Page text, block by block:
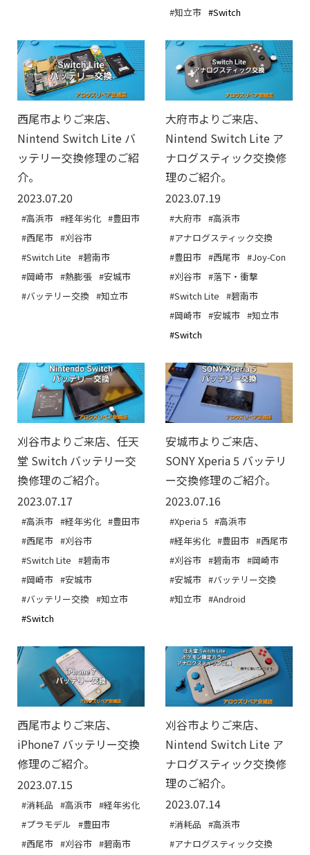
#知立市 #Switch
西尾市よりご来店、
Nintend Switch Lite バ
ッテリー交換修理のご紹
介。
2023.07.20
#高浜市 #経年劣化 #豊田市
#西尾市 #刈谷市
#Switch Lite #碧南市
#岡崎市 #熱膨張 #安城市
#バッテリー交換 #知立市
大府市よりご来店、
Nintend Switch Lite ア
ナログスティック交換修
理のご紹介。
2023.07.19
#大府市 #高浜市
#アナログスティック交換
#豊田市 #西尾市 #Joy-Con
#刈谷市 #落下・衝撃
#Switch Lite #碧南市
#岡崎市 #安城市 #知立市
#Switch
刈谷市よりご来店、任天
堂 Switch バッテリー交
換修理のご紹介。
2023.07.17
#高浜市 #経年劣化 #豊田市
#西尾市 #刈谷市
#Switch Lite #碧南市
#岡崎市 #安城市
#バッテリー交換 #知立市
#Switch
安城市よりご来店、
SONY Xperia 5 バッテリ
ー交換修理のご紹介。
2023.07.16
#Xperia 5 #高浜市
#経年劣化 #豊田市 #西尾市
#刈谷市 #碧南市 #岡崎市
#安城市 #バッテリー交換
#知立市 #Android
西尾市よりご来店、
iPhone7 バッテリー交換
修理のご紹介。
2023.07.15
#消耗品 #高浜市 #経年劣化
#プラモデル #豊田市
#西尾市 #刈谷市 #碧南市
刈谷市よりご来店、
Nintend Switch Lite ア
ナログスティック交換修
理のご紹介。
2023.07.14
#消耗品 #高浜市
#アナログスティック交換